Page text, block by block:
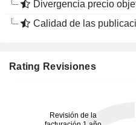
Divergencia precio
Calidad de las publicaciones
Rating Revisiones